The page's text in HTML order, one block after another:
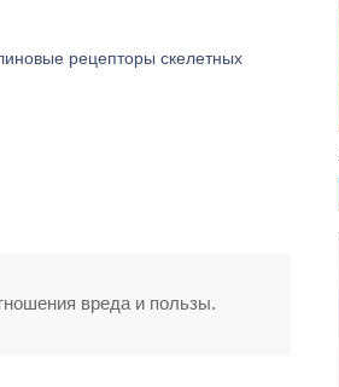
рецепторы скелетных
вреда и пользы.